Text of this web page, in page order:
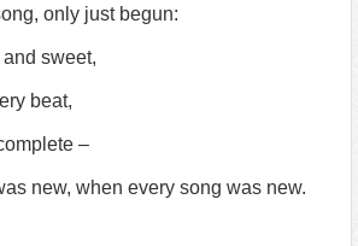
only just begun:
sweet,
beat,
–
new, when every song was new.